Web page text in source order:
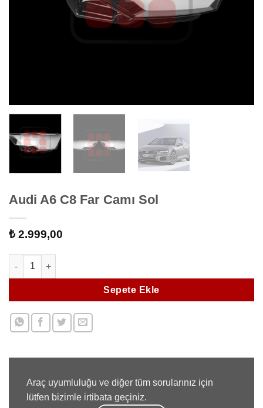
Audi A6 C8 Far Camı Sol
₺2.999,00
Audi A6 C8 Far Camı Sol adet
Sepete Ekle
Araç uyumluluğu ve diğer tüm sorularınız için
lütfen bizimle irtibata geçiniz.